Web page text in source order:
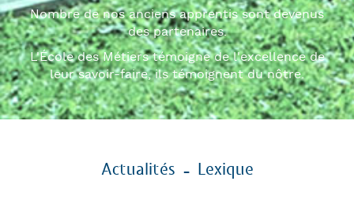
Nombre de nos anciens apprentis sont devenus
des partenaires.
L'École des Métiers témoigne de l'excellence de
leur savoir-faire, ils témoignent du nôtre.
Actualités Lexique